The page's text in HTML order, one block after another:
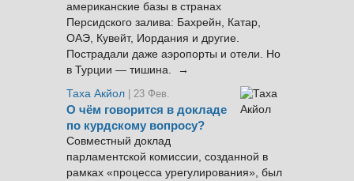
американские базы в странах
Персидского залива: Бахрейн, Катар,
ОАЭ, Кувейт, Иордания и другие.
Пострадали даже аэропорты и отели. Но
в Турции — тишина. →
Таха Акйол | 23 Фев.
О чём говорится в докладе
по курдскому вопросу?
Совместный доклад
парламентской комиссии, созданной в
рамках «процесса урегулирования», был